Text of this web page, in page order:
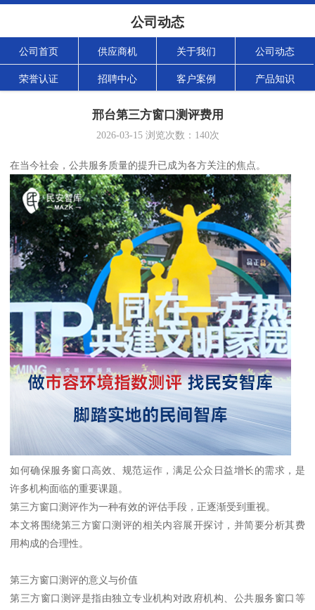
公司动态
公司首页 供应商机 关于我们 公司动态
荣誉认证 招聘中心 客户案例 产品知识
邢台第三方窗口测评费用
2026-03-15浏览次数： 140次
在当今社会，公共服务质量的提升已成为各方关注的焦点。
如何确保服务窗口高效、规范运作，满足公众日益增长的需求，是
许多机构面临的重要课题。
第三方窗口测评作为一种有效的评估手段，正逐渐受到重视。
本文将围绕第三方窗口测评的相关内容展开探讨，并简要分析其费
用构成的合理性。
第三方窗口测评的意义与价值
第三方窗口测评是指由独立专业机构对政府机构、公共服务窗口等